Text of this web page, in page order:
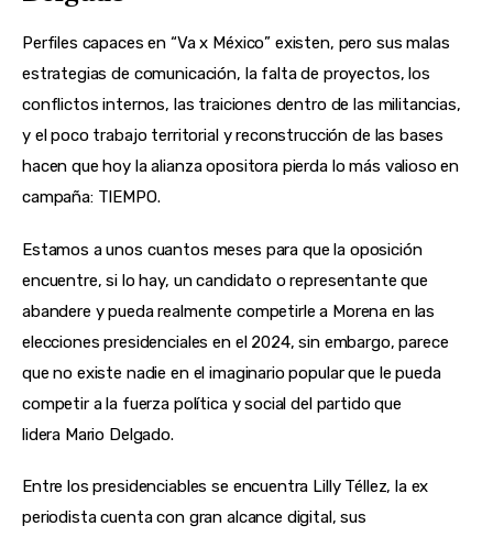
Perfiles capaces en “Va x México” existen, pero sus malas
estrategias de comunicación, la falta de proyectos, los
conflictos internos, las traiciones dentro de las militancias,
y el poco trabajo territorial y reconstrucción de las bases
hacen que hoy la alianza opositora pierda lo más valioso en
campaña: TIEMPO.
Estamos a unos cuantos meses para que la oposición
encuentre, si lo hay, un candidato o representante que
abandere y pueda realmente competirle a Morena en las
elecciones presidenciales en el 2024, sin embargo, parece
que no existe nadie en el imaginario popular que le pueda
competir a la fuerza política y social del partido que
lidera Mario Delgado.
Entre los presidenciables se encuentra Lilly Téllez, la ex
periodista cuenta con gran alcance digital, sus